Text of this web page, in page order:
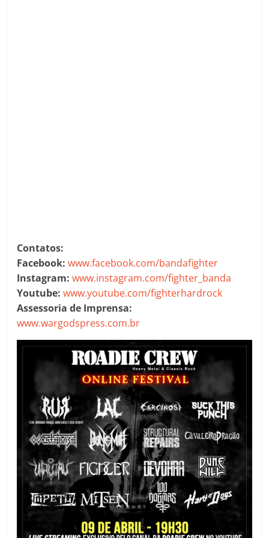
Contatos:
Facebook:www.facebook.com/bandafighter
Instagram:www.instagram.com/fighter_banda
Youtube: www.youtube.com/fighterhardrock
Assessoria de Imprensa:
www.wargodspress.com.br